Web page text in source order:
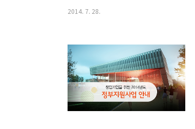
개정 이후 23년만에 상표법전부개정
권을 이용해 부당한 이익을 획득하려
고 하는 상표브로커 근절, 선출원주의
의 문제점 보완 등 정의롭지 못한 상표
권의 등록 및 행사는 저지하되, 정당한
권리자는 더욱 두텁게 보호해 상표질
서를 회복하기 위한 것에 초점을 맞췄
2014. 7. 28.